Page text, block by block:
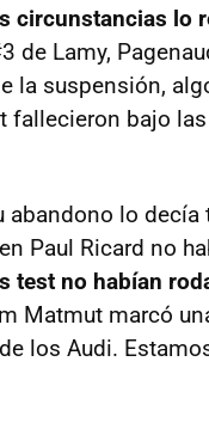
circunstancias lo
de Lamy,
la suspensión,
fallecieron bajo
abandono lo
Paul Ricard no
test no habían
Matmut marcó
los Audi.